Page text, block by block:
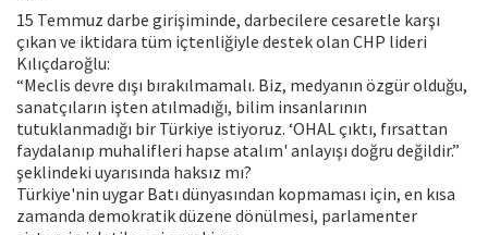
15 Temmuz darbe girişiminde, darbecilere cesaretle karşı
çıkan ve iktidara tüm içtenliğiyle destek olan CHP lideri
Kılıçdaroğlu:
“Meclis devre dışı bırakılmamalı. Biz, medyanın özgür olduğu,
sanatçıların işten atılmadığı, bilim insanlarının
tutuklanmadığı bir Türkiye istiyoruz. ‘OHAL çıktı, fırsattan
faydalanıp muhalifleri hapse atalım' anlayışı doğru değildir.”
şeklindeki uyarısında haksız mı?
Türkiye'nin uygar Batı dünyasından kopmaması için, en kısa
zamanda demokratik düzene dönülmesi, parlamenter